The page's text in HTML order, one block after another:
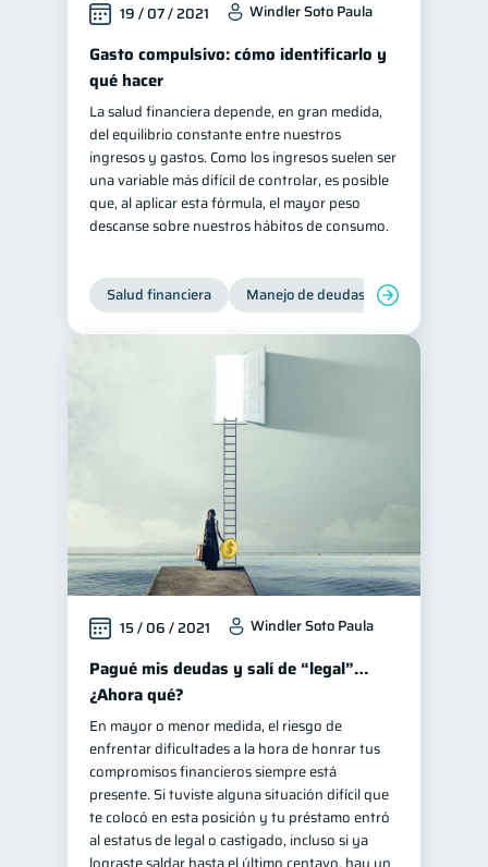
19 / 07 / 2021 Windler Soto Paula
Gasto compulsivo: cómo identificarlo y
qué hacer
La salud financiera depende, en gran medida,
del equilibrio constante entre nuestros
ingresos y gastos. Como los ingresos suelen ser
una variable más difícil de controlar, es posible
que, al aplicar esta fórmula, el mayor peso
descanse sobre nuestros hábitos de consumo.
Salud financiera Manejo de deudas
15 / 06 / 2021 Windler Soto Paula
Pagué mis deudas y salí de “legal”…
¿Ahora qué?
En mayor o menor medida, el riesgo de
enfrentar dificultades a la hora de honrar tus
compromisos financieros siempre está
presente. Si tuviste alguna situación difícil que
te colocó en esta posición y tu préstamo entró
al estatus de legal o castigado, incluso si ya